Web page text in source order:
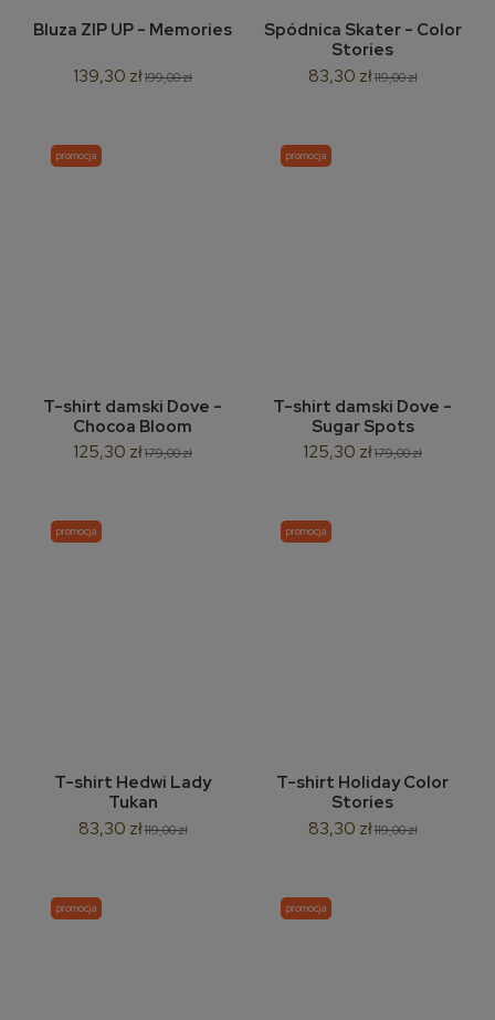
Bluza ZIP UP - Memories
139,30 zł199,00 zł
Spódnica Skater - Color
Stories
83,30 zł119,00 zł
T-shirt damski Dove -
Chocoa Bloom
125,30 zł179,00 zł
promocja
T-shirt damski Dove -
Sugar Spots
125,30 zł179,00 zł
promocja
T-shirt Hedwi Lady
Tukan
83,30 zł119,00 zł
promocja
T-shirt Holiday Color
Stories
83,30 zł119,00 zł
promocja
promocja promocja